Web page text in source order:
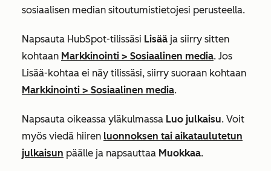
sosiaalisen median sitoutumistietojesi perusteella.
Napsauta HubSpot-tilissäsi Lisää ja siirry sitten
kohtaan Markkinointi > Sosiaalinen media. Jos
Lisää-kohtaa ei näy tilissäsi, siirry suoraan kohtaan
Markkinointi > Sosiaalinen media.
Napsauta oikeassa yläkulmassa Luo julkaisu. Voit
myös viedä hiiren luonnoksen tai aikataulutetun
julkaisun päälle ja napsauttaa Muokkaa.